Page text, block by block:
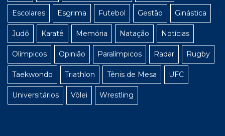
Escolares Esgrima Futebol Gestão Ginástica
Judô Karatê Memória Natação Notícias
Olímpicos Opinião Paralímpicos Radar Rugby
Taekwondo Triathlon Tênis de Mesa UFC
Universitários Vôlei Wrestling